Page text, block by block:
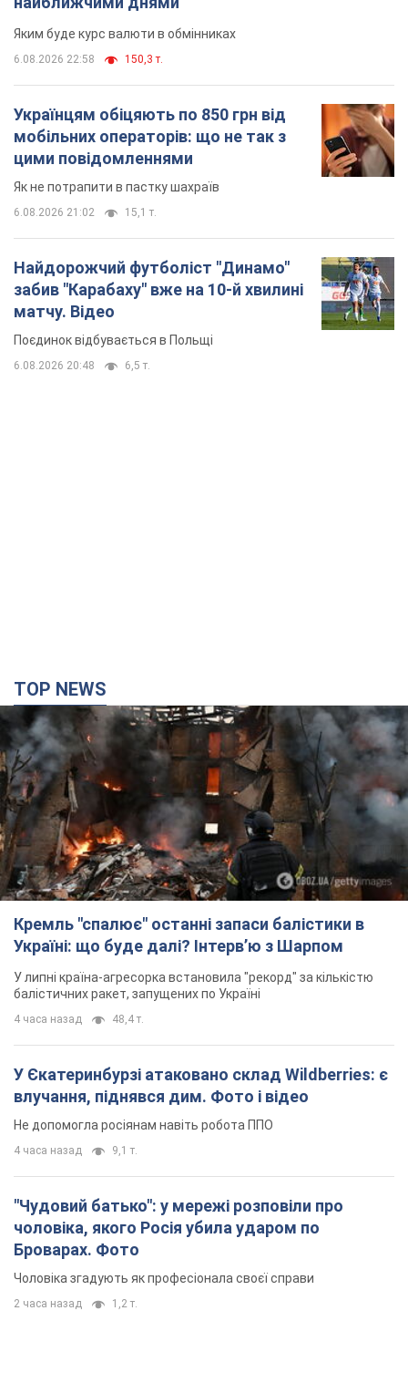
Яким буде курс валюти в обмінниках
6.08.2026 22:58 150,3 т.
Українцям обіцяють по 850 грн від
мобільних операторів: що не так з
цими повідомленнями
Як не потрапити в пастку шахраїв
6.08.2026 21:02 15,1 т.
Найдорожчий футболіст "Динамо"
забив "Карабаху" вже на 10-й хвилині
матчу. Відео
Поєдинок відбувається в Польщі
6.08.2026 20:48 6,5 т.
TOP NEWS
Кремль "спалює" останні запаси балістики в
Україні: що буде далі? Інтерв’ю з Шарпом
У липні країна-агресорка встановила "рекорд" за кількістю
балістичних ракет, запущених по Україні
4 часа назад 48,4 т.
У Єкатеринбурзі атаковано склад Wildberries: є
влучання, піднявся дим. Фото і відео
Не допомогла росіянам навіть робота ППО
4 часа назад 9,1 т.
"Чудовий батько": у мережі розповіли про
чоловіка, якого Росія убила ударом по
Броварах. Фото
Чоловіка згадують як професіонала своєї справи
2 часа назад 1,2 т.